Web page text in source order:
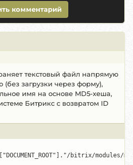
комментарий
текстовый файл напрямую
(без загрузки через форму),
имя на основе MD5-хеша,
Битрикс с возвратом ID
bitrix/